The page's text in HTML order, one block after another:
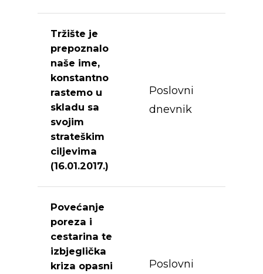
Tržište je
prepoznalo
naše ime,
konstantno
rastemo u
skladu sa
svojim
strateškim
ciljevima
(16.01.2017.)
Poslovni
dnevnik
Povećanje
poreza i
cestarina te
izbjeglička
kriza opasni
Poslovni